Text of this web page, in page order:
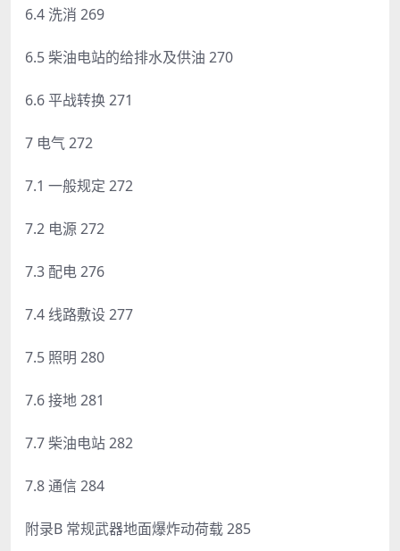
6.4 洗消 269
6.5 柴油电站的给排水及供油 270
6.6 平战转换 271
7 电气 272
7.1 一般规定 272
7.2 电源 272
7.3 配电 276
7.4 线路敷设 277
7.5 照明 280
7.6 接地 281
7.7 柴油电站 282
7.8 通信 284
附录B 常规武器地面爆炸动荷载 285